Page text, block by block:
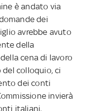
è andato via
dei
avrebbe avuto
della
cena di lavoro
del colloquio, ci
dei conti
invierà
italiani,